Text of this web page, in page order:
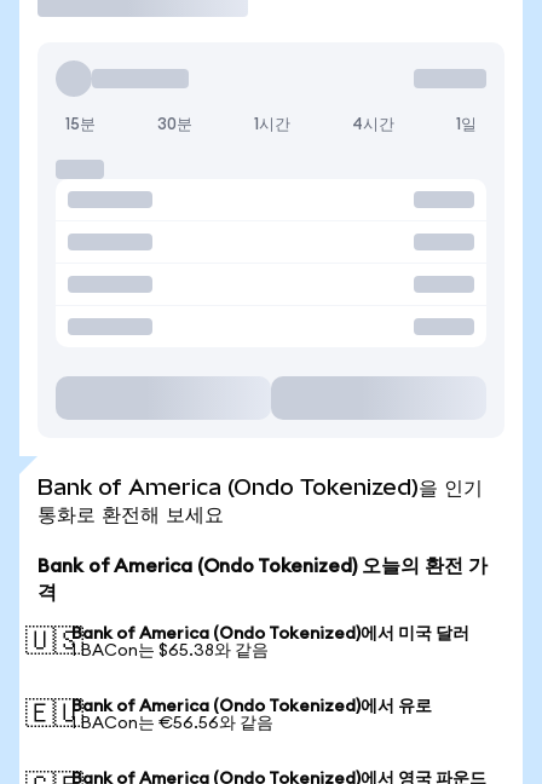
15분 30분 1시간 4시간 1일
Bank of America (Ondo Tokenized)을 인기
통화로 환전해 보세요
Bank of America (Ondo Tokenized) 오늘의 환전 가
격
🇺🇸Bank of America (Ondo Tokenized)에서 미국 달러
1 BACon는 $65.38와 같음
🇪🇺Bank of America (Ondo Tokenized)에서 유로
1 BACon는 €56.56와 같음
Bank of America (Ondo Tokenized)에서 영국 파운드